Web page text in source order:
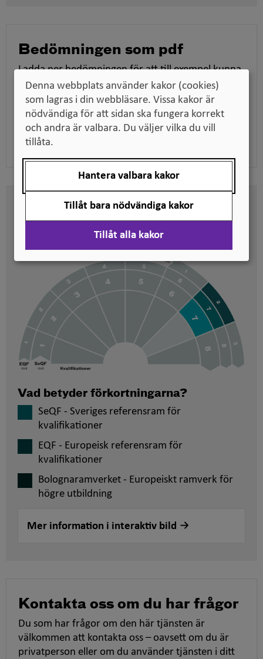
Bedömningen som pdf
Ladda ner bedömningen för att till exempel kunna
skicka den till en arbetsgivare när du söker jobb,
tillsammans med dina utbildningsdokument.
Ladda ner pdf
Här kan du se på vilken nivå
svenska kvalifikationer är
Vad betyder förkortningarna?
SeQF - Sveriges referensram för
kvalifikationer
EQF - Europeisk referensram för
kvalifikationer
Bolognaramverket - Europeiskt ramverk för
högre utbildning
Mer information i interaktiv bild
Kontakta oss om du har frågor
Du som har frågor om den här tjänsten är
välkommen att kontakta oss – oavsett om du är
privatperson eller om du använder tjänsten i ditt
Denna webbplats använder kakor (cookies)
som lagras i din webbläsare. Vissa kakor är
nödvändiga för att sidan ska fungera korrekt
och andra är valbara. Du väljer vilka du vill
tillåta.
Hantera valbara kakor
Tillåt bara nödvändiga kakor
Tillåt alla kakor